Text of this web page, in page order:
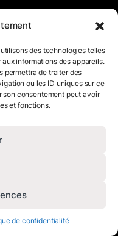
des technologies telles
informations des appareils.
permettra de traiter des
ou les ID uniques sur ce
son consentement peut avoir
et fonctions.
de confidentialité